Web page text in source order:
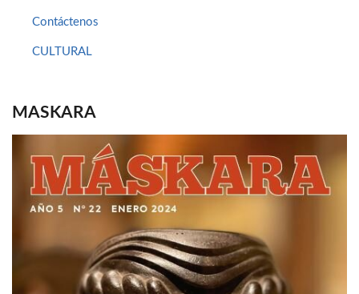
Contáctenos
CULTURAL
MASKARA